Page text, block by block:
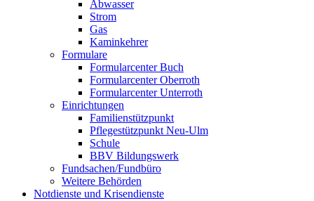
Abwasser
Strom
Gas
Kaminkehrer
Formulare
Formularcenter Buch
Formularcenter Oberroth
Formularcenter Unterroth
Einrichtungen
Familienstützpunkt
Pflegestützpunkt Neu-Ulm
Schule
BBV Bildungswerk
Fundsachen/Fundbüro
Weitere Behörden
Notdienste und Krisendienste